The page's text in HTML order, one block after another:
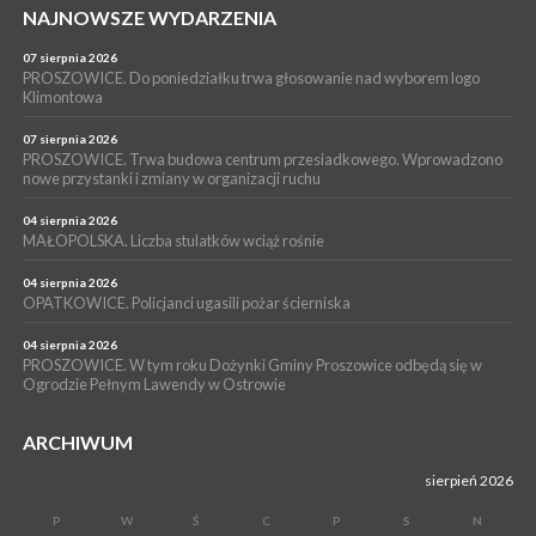
16 lipca 2026
Pałecznicy będą obsługiwani w Proszowicach
WYDARZENIA
PROSZOWICE. W parku Warsztaty Edukacyjno-Przyrodnicze
NOC CIEM
15 lipca 2026
PROSZOWICE. Już za tydzień kolejne zajęcia z cyklu „Wakacyjne
NAJNOWSZE WYDARZENIA
07 sierpnia 2026
PROSZOWICE. Do poniedziałku trwa głosowanie nad wyborem logo
Klimontowa
07 sierpnia 2026
PROSZOWICE. Trwa budowa centrum przesiadkowego. Wprowadzono
nowe przystanki i zmiany w organizacji ruchu
04 sierpnia 2026
MAŁOPOLSKA. Liczba stulatków wciąż rośnie
04 sierpnia 2026
OPATKOWICE. Policjanci ugasili pożar ścierniska
04 sierpnia 2026
PROSZOWICE. W tym roku Dożynki Gminy Proszowice odbędą się w
Ogrodzie Pełnym Lawendy w Ostrowie
ARCHIWUM
sierpień 2026
P W Ś C P S N